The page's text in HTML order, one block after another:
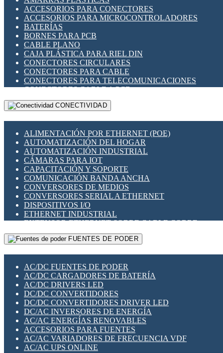
INDICADORES PARA PANEL
INTERFACES DE RELÉ
INTERRUPTORES FIN DE CARRERA
LLAVES CONMUTADORAS
MEDIDORES DE ENERGÍA Y TC'S DE CORRIENTE
MOTORES PASO A PASO
PANTALLAS HMI
PLC -CONTROLADORES LÓGICO PROGRAMABLES
PROGRAMADORES DE HORARIO
RELÉS DE PROTECCIÓN
SENSORES CAPACITIVOS
SENSORES INDUCTIVOS
TEMPORIZADORES
VARIACS
VARIADORES DE FRECUENCIA [VDF]
SECCIONADORES - INTERRUPTORES
MAQUINARIA
ACCESORIOS PARA CONECTORES
ACCESORIOS PARA MICROCONTROLADORES
BATERÍAS
BORNES PARA PCB
CABLE PLANO
CAJA PLÁSTICA PARA RIEL DIN
CONECTORES CIRCULARES
CONECTORES PARA CABLE
CONECTORES PARA TELECOMUNICACIONES
CONECTORES CABLE A PCB
CONECTORES PCB A CABLE
DIP SWITCHES
HERRAMIENTAS VARIAS
ILUMINACIÓN LED
INTERRUPTORES REED
INTERFACES DE RELÉ
OTROS RELÉS
PROTECCIÓN TÉRMICA
RELÉS AUTOMOTRICES
RELÉS DE SEÑAL
RELÉS DE ESTADO SÓLIDO SSR
RELÉS INDUSTRIALES
RELÉS MINIATURA DE POTENCIA
SENSORES MAGNÉTICOS
SWITCH Y MICROSWITCH
TARJETAS PI
UNIÓN Y DERIVACIÓN DE CABLE
CONECTIVIDAD
ALIMENTACIÓN POR ETHERNET (POE)
AUTOMATIZACIÓN DEL HOGAR
AUTOMATIZACIÓN INDUSTRIAL
CÁMARAS PARA IOT
CAPACITACIÓN Y SOPORTE
COMUNICACIÓN BANDA ANCHA
CONVERSORES DE MEDIOS
CONVERSORES SERIAL A ETHERNET
DISPOSITIVOS I/O
ETHERNET INDUSTRIAL
EXTENSOR ETHERNET SOBRE CABLE COBRE
GATEWAY LORAWAN
GESTIÓN DE REDES
PLACAS MODULARES IOT
SWITCHES Y REDES WIFI
SOLUCIONES IOT
SOLUCIONES LORAWAN
SOLUCIONES RED CELULAR
SEGURIDAD PARA REDES
SWITCHES LAN
TELEFONÍA IP (VOIP)
VIGILANCIA IP (CCTV)
MESHTASTIC
FUENTES DE PODER
AC/DC FUENTES DE PODER
AC/DC CARGADORES DE BATERÍA
AC/DC DRIVERS LED
DC/DC CONVERTIDORES
DC/DC CONVERTIDORES DRIVER LED
DC/AC INVERSORES DE ENERGÍA
AC/AC ENERGÍAS RENOVABLES
ACCESORIOS PARA FUENTES
AC/AC VARIADORES DE FRECUENCIA VDF
AC/AC UPS ONLINE